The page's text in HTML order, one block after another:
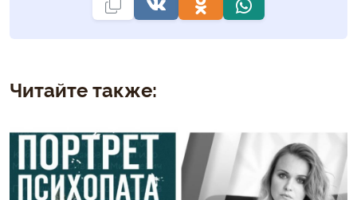
Читайте также: